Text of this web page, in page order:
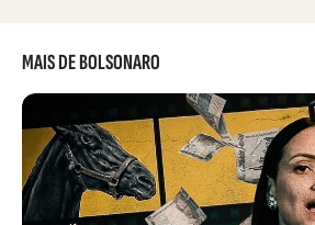
MAIS DE BOLSONARO